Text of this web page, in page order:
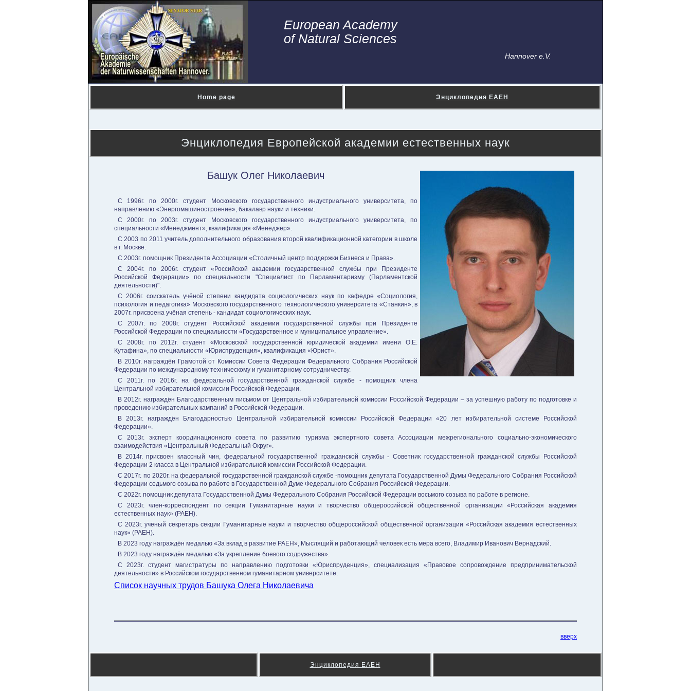
European Academy
of Natural Sciences
Hannover e.V.
Home page Энциклопедия ЕАЕН
Энциклопедия Европейской академии естественных наук
Башук Олег Николаевич
С 1996г. по 2000г. студент Московского государственного индустриального университета, по
направлению «Энергомашиностроение», бакалавр науки и техники.
С 2000г. по 2003г. студент Московского государственного индустриального университета, по
специальности «Менеджмент», квалификация «Менеджер».
С 2003 по 2011 учитель дополнительного образования второй квалификационной категории в школе
в г. Москве.
С 2003г. помощник Президента Ассоциации «Столичный центр поддержки Бизнеса и Права».
С 2004г. по 2006г. студент «Российской академии государственной службы при Президенте
Российской Федерации» по специальности "Специалист по Парламентаризму (Парламентской
деятельности)".
С 2006г. соискатель учёной степени кандидата социологических наук по кафедре «Социология,
психология и педагогика» Московского государственного технологического университета «Станкин», в
2007г. присвоена учёная степень - кандидат социологических наук.
С 2007г. по 2008г. студент Российской академии государственной службы при Президенте
Российской Федерации по специальности «Государственное и муниципальное управление».
С 2008г. по 2012г. студент «Московской государственной юридической академии имени О.Е.
Кутафина», по специальности «Юриспруденция», квалификация «Юрист».
В 2010г. награждён Грамотой от Комиссии Совета Федерации Федерального Собрания Российской
Федерации по международному техническому и гуманитарному сотрудничеству.
С 2011г. по 2016г. на федеральной государственной гражданской службе - помощник члена
Центральной избирательной комиссии Российской Федерации.
В 2012г. награждён Благодарственным письмом от Центральной избирательной комиссии Российской Федерации – за успешную работу по подготовке и
проведению избирательных кампаний в Российской Федерации.
В 2013г. награждён Благодарностью Центральной избирательной комиссии Российской Федерации «20 лет избирательной системе Российской
Федерации».
С 2013г. эксперт координационного совета по развитию туризма экспертного совета Ассоциации межрегионального социально-экономического
взаимодействия «Центральный Федеральный Округ».
В 2014г. присвоен классный чин, федеральной государственной гражданской службы - Советник государственной гражданской службы Российской
Федерации 2 класса в Центральной избирательной комиссии Российской Федерации.
С 2017г. по 2020г. на федеральной государственной гражданской службе -помощник депутата Государственной Думы Федерального Собрания Российской
Федерации седьмого созыва по работе в Государственной Думе Федерального Собрания Российской Федерации.
С 2022г. помощник депутата Государственной Думы Федерального Собрания Российской Федерации восьмого созыва по работе в регионе.
С 2023г. член-корреспондент по секции Гуманитарные науки и творчество общероссийской общественной организации «Российская академия
естественных наук» (РАЕН).
С 2023г. ученый секретарь секции Гуманитарные науки и творчество общероссийской общественной организации «Российская академия естественных
наук» (РАЕН).
В 2023 году награждён медалью «За вклад в развитие РАЕН», Мыслящий и работающий человек есть мера всего, Владимир Иванович Вернадский.
В 2023 году награждён медалью «За укрепление боевого содружества».
С 2023г. студент магистратуры по направлению подготовки «Юриспруденция», специализация «Правовое сопровождение предпринимательской
деятельности» в Российском государственном гуманитарном университете.
Список научных трудов Башука Олега Николаевича
вверх
Энциклопедия ЕАЕН